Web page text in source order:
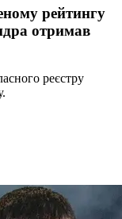
рейтингу
отримав
реєстру